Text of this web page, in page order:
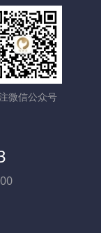
微信公众号